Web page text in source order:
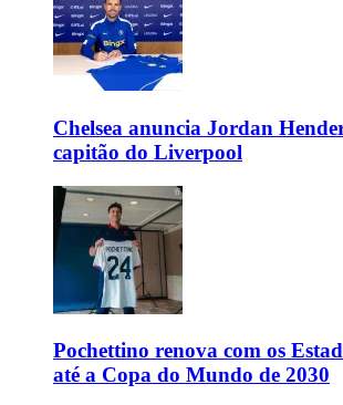
Chelsea anuncia Jordan
capitão do Liverpool
Pochettino renova com os
até a Copa do Mundo de 2030